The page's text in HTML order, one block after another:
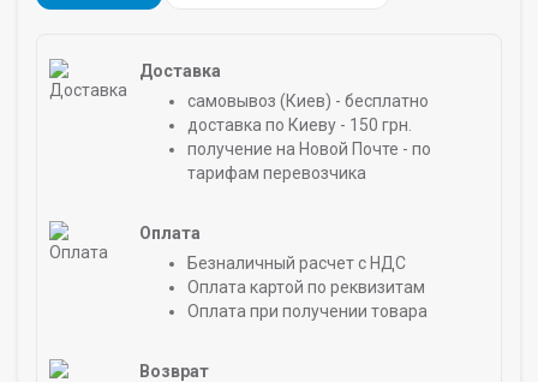
Доставка
самовывоз (Киев) - бесплатно
доставка по Киеву - 150 грн.
получение на Новой Почте - по
тарифам перевозчика
Оплата
Безналичный расчет с НДС
Оплата картой по реквизитам
Оплата при получении товара
Возврат